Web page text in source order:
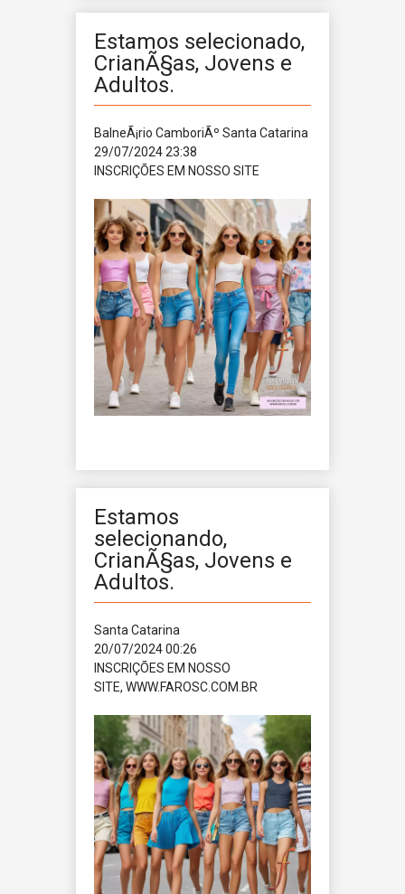
Estamos selecionado,
CrianÃ§as, Jovens e
Adultos.
BalneÃ¡rio CamboriÃº Santa Catarina
29/07/2024 23:38
INSCRIÇÕES EM NOSSO SITE
Estamos
selecionando,
CrianÃ§as, Jovens e
Adultos.
Santa Catarina
20/07/2024 00:26
INSCRIÇÕES EM NOSSO
SITE, WWW.FAROSC.COM.BR